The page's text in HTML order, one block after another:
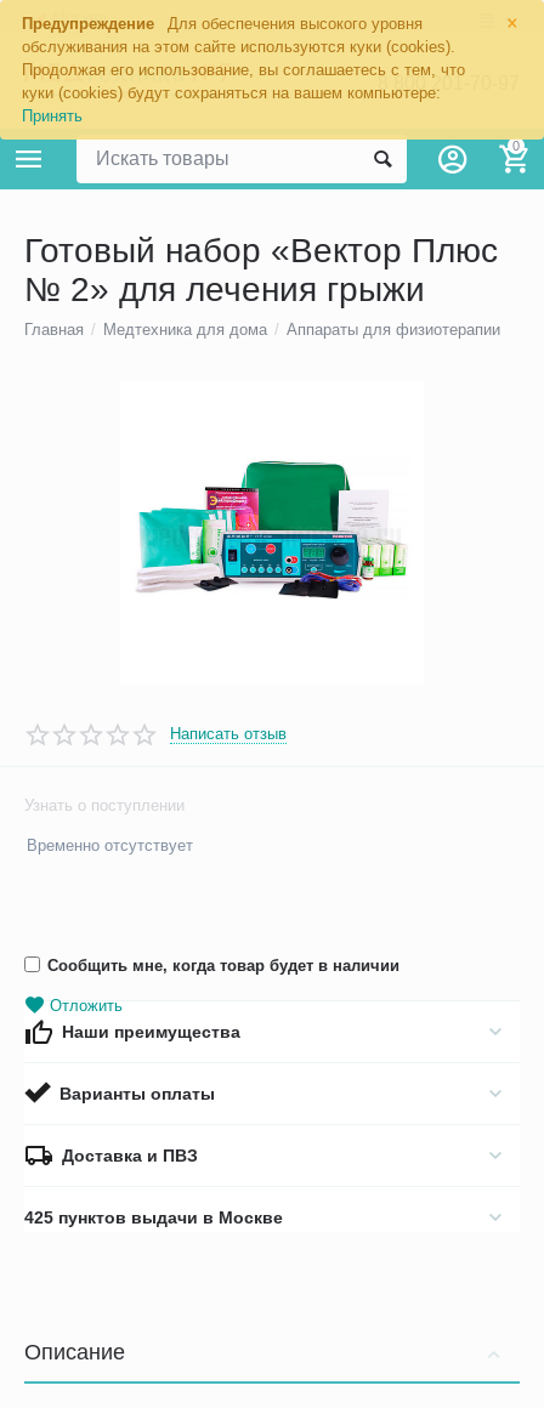
×
Предупреждение
Для обеспечения высокого уровня
обслуживания на этом сайте используются куки (cookies).
Продолжая его использование, вы соглашаетесь с тем, что
куки (cookies) будут сохраняться на вашем компьютере:
Принять
Москва
8 800 201-70-97
0
Готовый набор «Вектор Плюс
№ 2» для лечения грыжи
Главная / Медтехника для дома / Аппараты для физиотерапии
Написать отзыв
Узнать о поступлении
Временно отсутствует
Сообщить мне, когда товар будет в наличии
Отложить
Наши преимущества
Варианты оплаты
Доставка и ПВЗ
425 пунктов выдачи в Москве
Описание